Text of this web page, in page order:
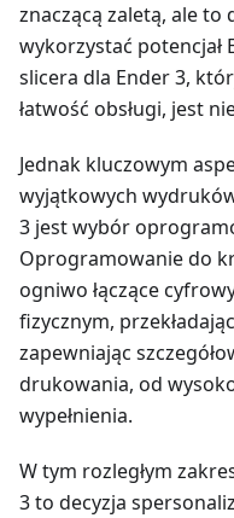
znaczącą zaletą, ale to
wykorzystać potencjał
slicera dla Ender 3,
łatwość obsługi, jest
Jednak kluczowym
wyjątkowych
3 jest wybór
Oprogramowanie do
ogniwo łączące
fizycznym,
zapewniając
drukowania, od
wypełnienia.
W tym rozległym
3 to decyzja